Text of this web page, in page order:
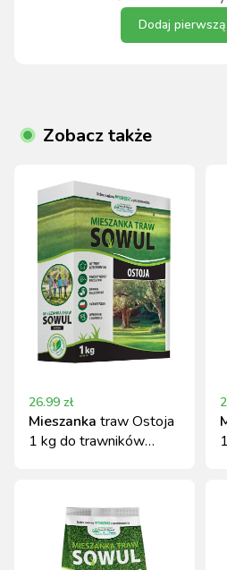
Dodaj
Zobacz także
26.99 zł
Mieszanka traw Ostoja
1 kg do trawników